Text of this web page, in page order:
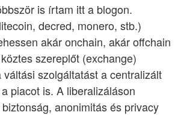
is írtam itt a blogon.
decred, monero, stb.)
akár onchain, akár offchain
szereplőt (exchange)
szolgáltatást a centralizált
piacot is. A liberalizáláson
anonimitás és privacy